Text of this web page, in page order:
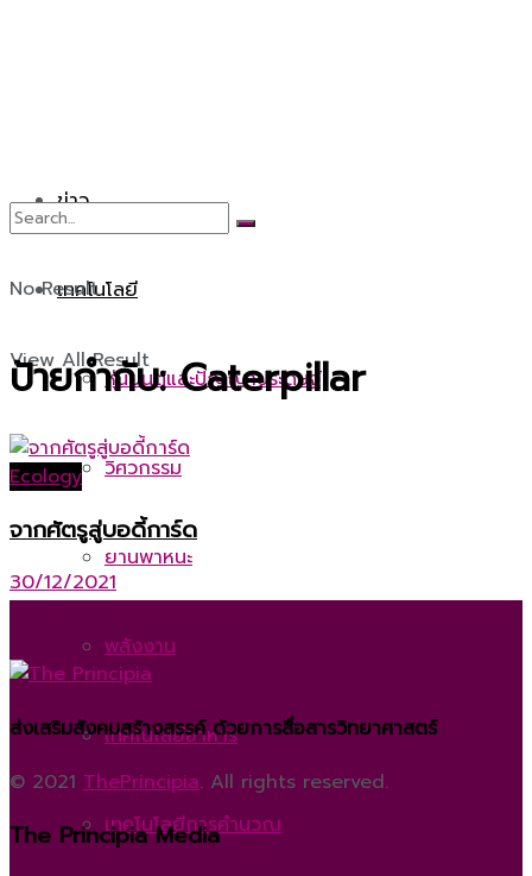
ข่าว
เทคโนโลยี
หุ่นยนต์และปัญญาประดิษฐ์
วิศวกรรม
ยานพาหนะ
พลังงาน
เทคโนโลยีอาหาร
เทคโนโลยีการคำนวณ
No Result
View All Result
ป้ายกำกับ:Caterpillar
Ecology
จากศัตรูสู่บอดี้การ์ด
30/12/2021
ส่งเสริมสังคมสร้างสรรค์ ด้วยการสื่อสารวิทยาศาสตร์
© 2021 ThePrincipia. All rights reserved.
The Principia Media